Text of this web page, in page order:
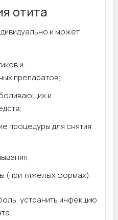
отита
и может
и
препаратов;
и
процедуры для снятия
(при тяжёлых формах).
устранить инфекцию